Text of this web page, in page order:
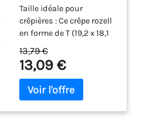
Rozell Professionnel
pour Poêle et
Crêpière, Étaleur de
Pâte Répartiteur
Métal, Ustensile
Cuisine pour
Spatule Crêpe Party
et Pancakes
Taille idéale pour
crêpières : Ce crêpe rozell
en forme de T (19,2 x 18,1
cm) est l'outil parfait
pour étaler la pâte
uniformément. Sa taille
standard s'adapte à la
majorité des poêles et
13,79 €
13,09 €